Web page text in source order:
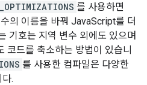
를 사용하면
의 이름을 바꿔 JavaScript를 더
기호는 지역 변수 외에도 있으며
코드를 축소하는 방법이 있습니
를 사용한 컴파일은 다양한
.